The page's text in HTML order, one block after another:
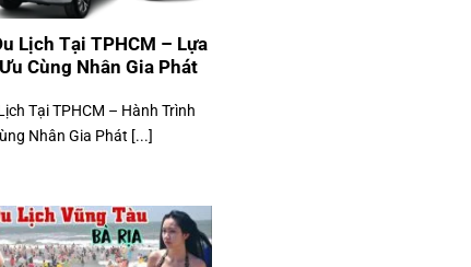
Lịch Tại TPHCM – Lựa
Cùng Nhân Gia Phát
Tại TPHCM – Hành Trình
Nhân Gia Phát [...]